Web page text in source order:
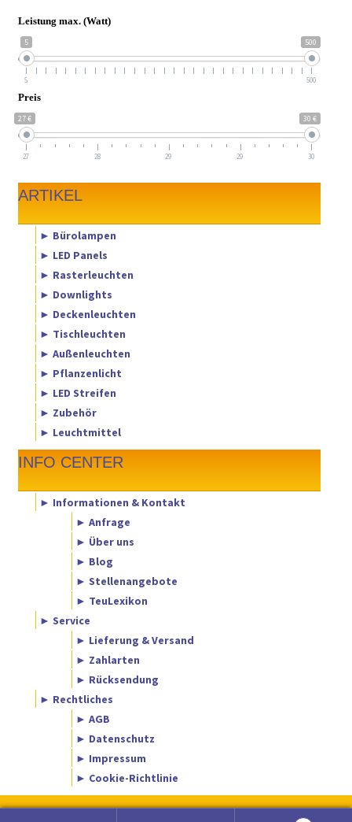
Leistung max. (Watt)
5 500
5 500
Preis
27 € 30 €
27 28 29 29 30
ARTIKEL
► Bürolampen
► LED Panels
► Rasterleuchten
► Downlights
► Deckenleuchten
► Tischleuchten
► Außenleuchten
► Pflanzenlicht
► LED Streifen
► Zubehör
► Leuchtmittel
INFO CENTER
► Informationen & Kontakt
► Anfrage
► Über uns
► Blog
► Stellenangebote
► TeuLexikon
► Service
► Lieferung & Versand
► Zahlarten
► Rücksendung
► Rechtliches
► AGB
► Datenschutz
► Impressum
► Cookie-Richtlinie